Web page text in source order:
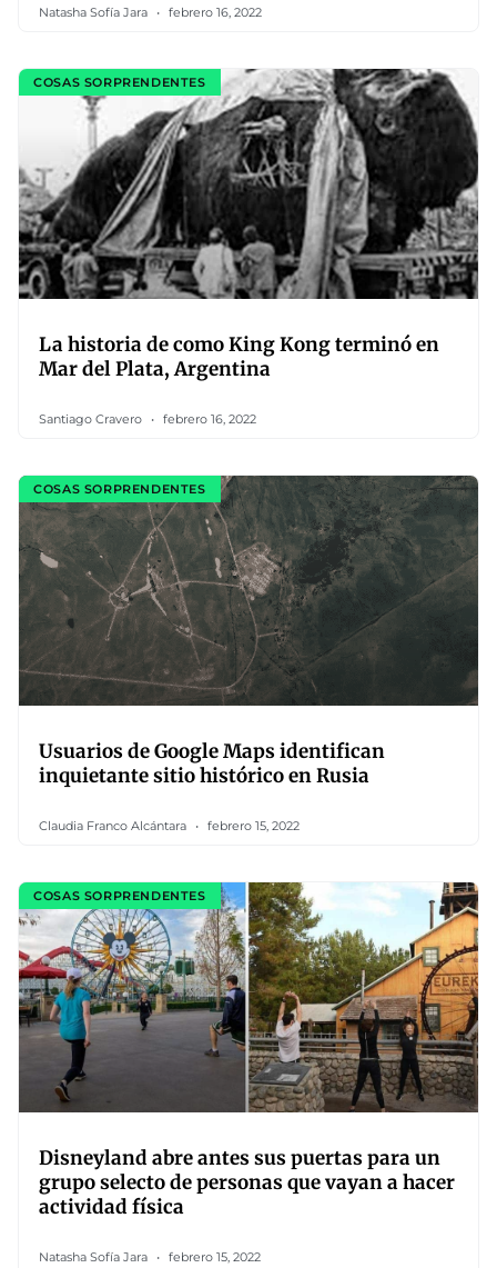
Natasha Sofía Jara febrero 16, 2022
COSAS SORPRENDENTES
La historia de como King Kong terminó en
Mar del Plata, Argentina
Santiago Cravero febrero 16, 2022
COSAS SORPRENDENTES
Usuarios de Google Maps identifican
inquietante sitio histórico en Rusia
Claudia Franco Alcántara febrero 15, 2022
COSAS SORPRENDENTES
Disneyland abre antes sus puertas para un
grupo selecto de personas que vayan a hacer
actividad física
Natasha Sofía Jara febrero 15, 2022